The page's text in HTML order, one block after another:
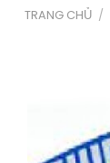
TRANG CHỦ /